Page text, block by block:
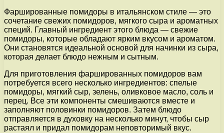
Фаршированные помидоры в итальянском стиле — это
сочетание свежих помидоров, мягкого сыра и ароматных
специй. Главный ингредиент этого блюда — свежие
помидоры, которые обладают ярким вкусом и ароматом.
Они становятся идеальной основой для начинки из сыра,
которая делает блюдо нежным и сытным.
Для приготовления фаршированных помидоров вам
потребуется всего несколько ингредиентов: спелые
помидоры, мягкий сыр, зелень, оливковое масло, соль и
перец. Все эти компоненты смешиваются вместе и
заполняют половинки помидоров. Затем блюдо
отправляется в духовку на несколько минут, чтобы сыр
растаял и придал помидорам неповторимый вкус.